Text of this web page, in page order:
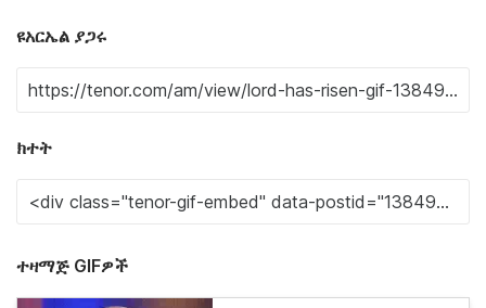
ዩአርኤል ያጋሩ
ክተት
ተዛማጅ GIFዎች